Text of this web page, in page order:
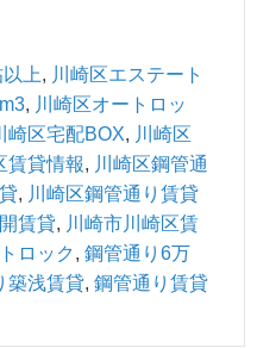
上, 川崎区エステート
, 川崎区オートロッ
崎区宅配BOX, 川崎区
賃貸情報, 川崎区鋼管通
, 川崎区鋼管通り賃貸
賃貸, 川崎市川崎区賃
ロック , 鋼管通り6万
築浅賃貸, 鋼管通り賃貸